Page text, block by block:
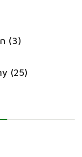
(3)
(25)